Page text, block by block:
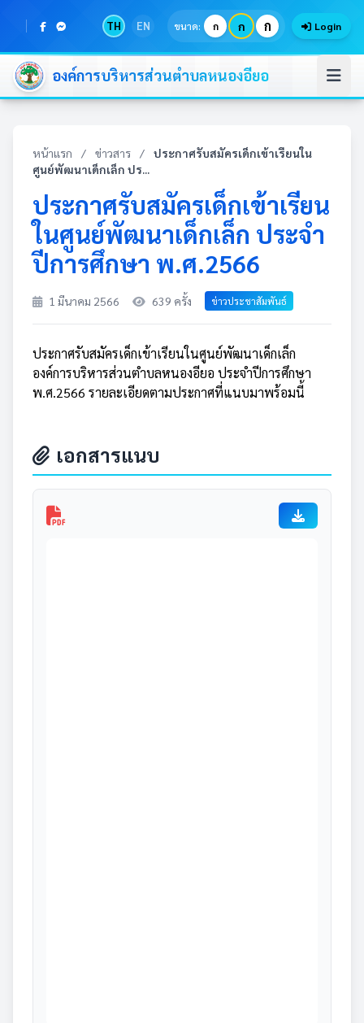
TH EN ขนาด: ก ก ก Login
องค์การบริหารส่วนตำบลหนองอียอ
หน้าแรก / ข่าวสาร /
ประกาศรับสมัครเด็กเข้าเรียนใน
ศูนย์พัฒนาเด็กเล็ก ปร...
ประกาศรับสมัครเด็กเข้าเรียน
ในศูนย์พัฒนาเด็กเล็ก ประจำ
ปีการศึกษา พ.ศ.2566
1 มีนาคม 2566 639 ครั้ง ข่าวประชาสัมพันธ์
ประกาศรับสมัครเด็กเข้าเรียนในศูนย์พัฒนาเด็กเล็ก
องค์การบริหารส่วนตำบลหนองอียอ ประจำปีการศึกษา
พ.ศ.2566 รายละเอียดตามประกาศที่แนบมาพร้อมนี้
เอกสารแนบ